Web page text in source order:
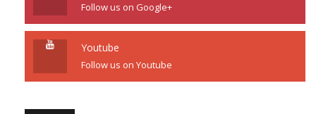
Follow us on Google+
Youtube
Follow us on Youtube